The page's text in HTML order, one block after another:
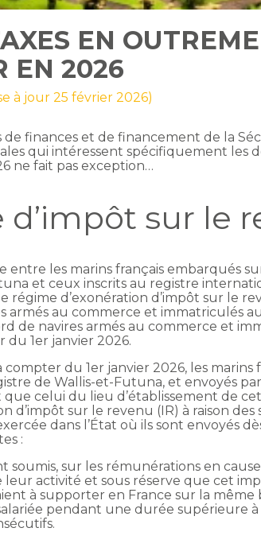
EN
EN 2026
à jour 25 février 2026)
de finances et de financement de la
qui intéressent spécifiquement les
ne fait pas exception…
sur le
entre les marins français embarqués
et ceux inscrits au registre
régime d’exonération d’impôt sur le
armés au commerce et immatriculés
de navires armés au commerce et
1er janvier 2026.
compter du 1er janvier 2026, les
de Wallis-et-Futuna, et envoyés
que celui du lieu d’établissement de
d’impôt sur le revenu (IR) à raison des
dans l’État où ils sont envoyés
:
soumis, sur les rémunérations en
leur activité et sous réserve que cet
à supporter en France sur la même
pendant une durée supérieure à